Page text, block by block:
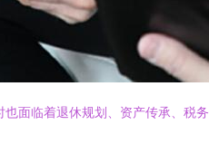
面临着退休规划、资产传承、